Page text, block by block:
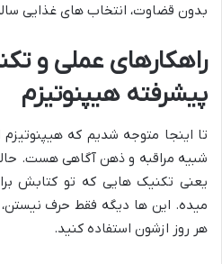
بدون قضاوت، انتخاب های غذایی
راهکارهای عملی و
پیشرفته هیپنوتیزم
تا اینجا متوجه شدیم که هیپنوتیزم
شبیه مراقبه و ذهن آگاهی هست.
یعنی تکنیک هایی که تو کتابش
میده. این ها دیگه فقط حرف
هر روز ازشون استفاده کنید.